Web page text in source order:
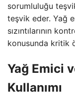
sorumluluğu
teşvik eder. Yağ
sızıntılarının
konusunda kritik
Yağ Emici
Kullanımı